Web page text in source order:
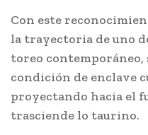
Con este
la trayectoria de uno
toreo contemporáneo,
condición de enclave
proyectando hacia el
trasciende lo taurino.